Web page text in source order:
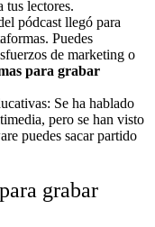
tus lectores.
pódcast llegó para
Puedes
de marketing o
para grabar
Se ha hablado
pero se han visto
puedes sacar partido
grabar